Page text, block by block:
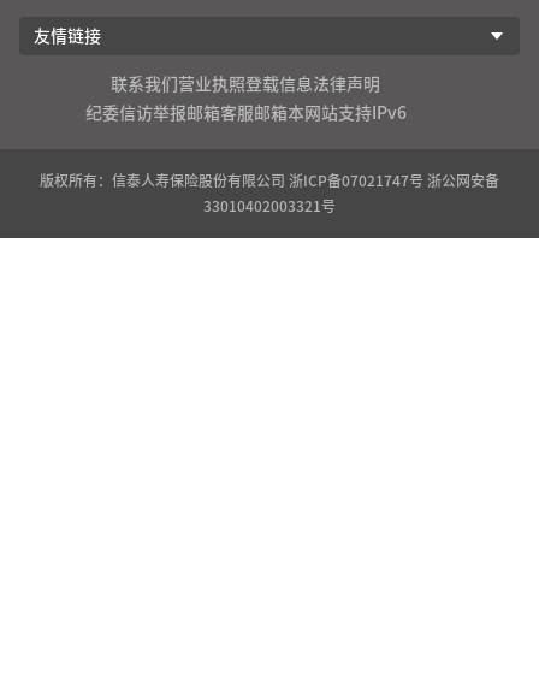
友情链接
联系我们 营业执照登载信息法律声明
纪委信访举报邮箱客服邮箱本网站支持IPv6
版权所有：信泰人寿保险股份有限公司 浙ICP备07021747号 浙公网安备
33010402003321号